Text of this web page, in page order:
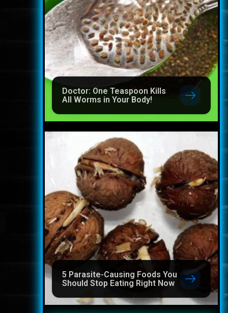
Doctor: One Teaspoon Kills
All Worms in Your Body!
5 Parasite-Causing Foods You
Should Stop Eating Right Now